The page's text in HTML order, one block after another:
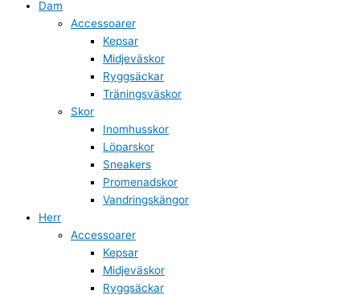
Dam
Accessoarer
Kepsar
Midjeväskor
Ryggsäckar
Träningsväskor
Skor
Inomhusskor
Löparskor
Sneakers
Promenadskor
Vandringskängor
Herr
Accessoarer
Kepsar
Midjeväskor
Ryggsäckar